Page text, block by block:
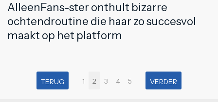
AlleenFans-ster onthult bizarre
ochtendroutine die haar zo succesvol
maakt op het platform
TERUG 1 2 3 4 5 VERDER